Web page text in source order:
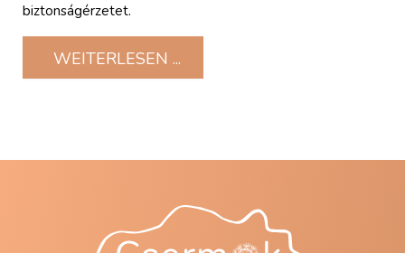
biztonságérzetet.
WEITERLESEN ...